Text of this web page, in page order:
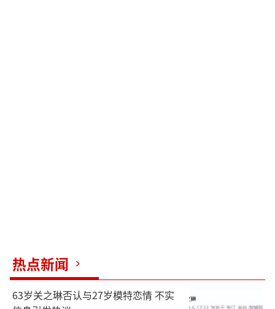
热点新闻
63岁关之琳否认与27岁模特恋情 不实